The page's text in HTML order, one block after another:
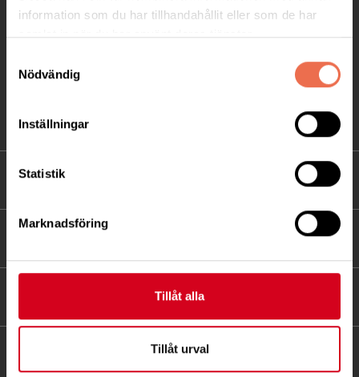
information som du har tillhandahållit eller som de har
samlat in när du har använt deras tjänster.
Nödvändig
Inställningar
Statistik
Marknadsföring
Tillåt alla
Tillåt urval
75 | Organisationsnummer 802002-3605
FÖRDJUPNING